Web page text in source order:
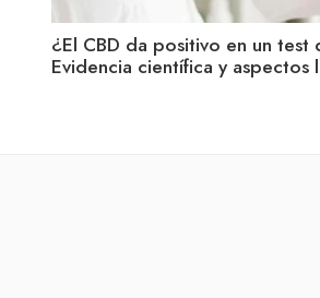
¿El CBD da positivo en un test
Evidencia científica y aspectos